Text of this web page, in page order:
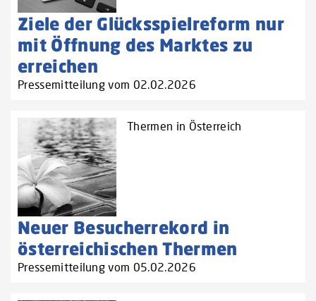
Ziele der Glücksspielreform nur
mit Öffnung des Marktes zu
erreichen
Pressemitteilung vom 02.02.2026
Thermen in Österreich
Neuer Besucherrekord in
österreichischen Thermen
Pressemitteilung vom 05.02.2026